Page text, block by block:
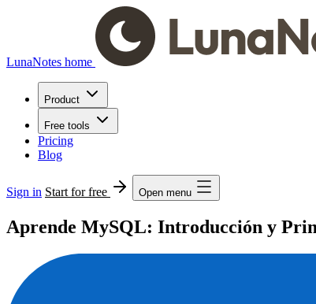
LunaNotes home
Product
Free tools
Pricing
Blog
Sign in Start for free Open menu
Aprende MySQL: Introducción y